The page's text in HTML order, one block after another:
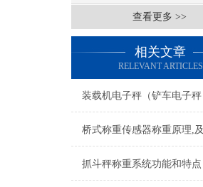
查看更多 >>
相关文章
RELEVANT ARTICLES
抓斗秤称重系统功能和特点